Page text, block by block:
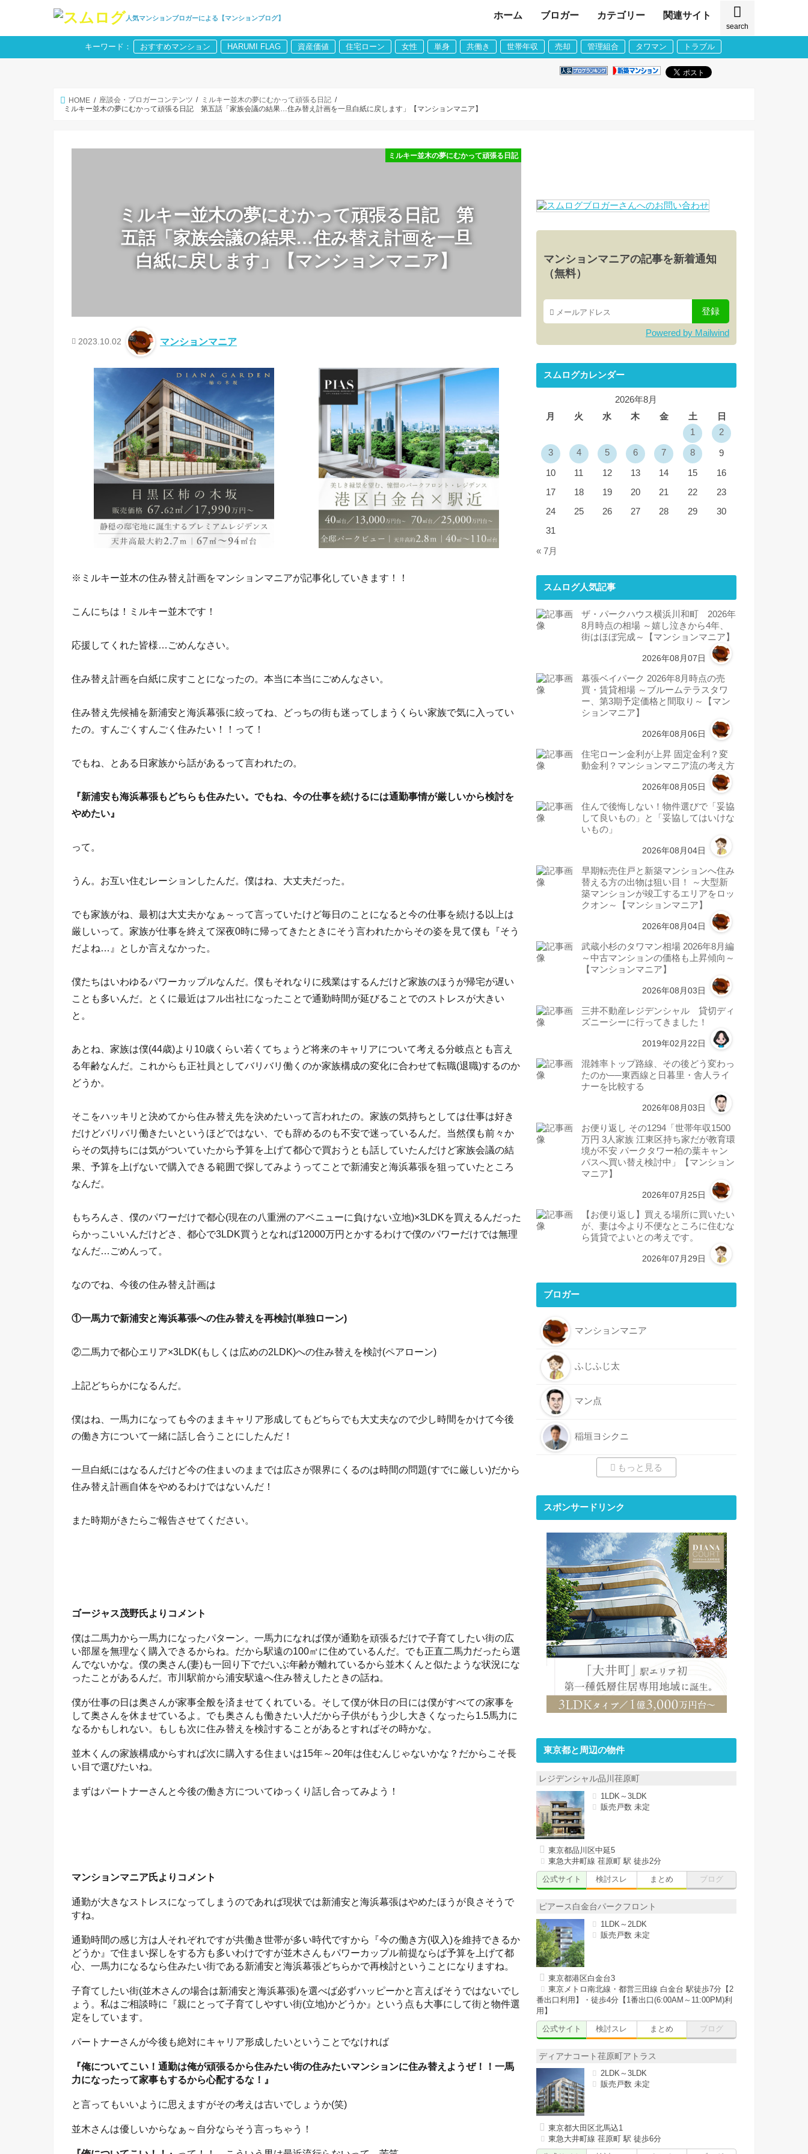
人気マンションブロガーによる【マンションブログ】
search
ホーム ブロガー カテゴリー 関連サイト
キーワード： おすすめマンション HARUMI FLAG 資産価値 住宅ローン 女性 単身 共働き 世帯年収 売却 管理組合 タワマン トラブル
HOME 座談会・ブロガーコンテンツ
ミルキー並木の夢にむかって頑張る日記
ミルキー並木の夢にむかって頑張る日記 第五話「家族会議の結果…住み替え計画を一旦白紙に戻します」【マンションマニア】
ミルキー並木の夢にむかって頑張る日記 第
五話「家族会議の結果…住み替え計画を一旦
白紙に戻します」【マンションマニア】
ミルキー並木の夢にむかって頑張る日記
2023.10.02 マンションマニア
※ミルキー並木の住み替え計画をマンションマニアが記事化していきます！！
こんにちは！ミルキー並木です！
応援してくれた皆様…ごめんなさい。
住み替え計画を白紙に戻すことになったの。本当に本当にごめんなさい。
住み替え先候補を新浦安と海浜幕張に絞ってね、どっちの街も迷ってしまうくらい家族で気に入ってい
たの。すんごくすんごく住みたい！！って！
でもね、とある日家族から話があるって言われたの。
『新浦安も海浜幕張もどちらも住みたい。でもね、今の仕事を続けるには通勤事情が厳しいから検討を
やめたい』
って。
うん。お互い住むレーションしたんだ。僕はね、大丈夫だった。
でも家族がね、最初は大丈夫かなぁ～って言っていたけど毎日のことになると今の仕事を続ける以上は
厳しいって。家族が仕事を終えて深夜0時に帰ってきたときにそう言われたからその姿を見て僕も『そう
だよね…』としか言えなかった。
僕たちはいわゆるパワーカップルなんだ。僕もそれなりに残業はするんだけど家族のほうが帰宅が遅い
ことも多いんだ。とくに最近はフル出社になったことで通勤時間が延びることでのストレスが大きい
と。
あとね、家族は僕(44歳)より10歳くらい若くてちょうど将来のキャリアについて考える分岐点とも言え
る年齢なんだ。これからも正社員としてバリバリ働くのか家族構成の変化に合わせて転職(退職)するのか
どうか。
そこをハッキリと決めてから住み替え先を決めたいって言われたの。家族の気持ちとしては仕事は好き
だけどバリバリ働きたいというほどではない、でも辞めるのも不安で迷っているんだ。当然僕も前々か
らその気持ちには気がついていたから予算を上げて都心で買おうとも話していたんだけど家族会議の結
果、予算を上げないで購入できる範囲で探してみようってことで新浦安と海浜幕張を狙っていたところ
なんだ。
もちろんさ、僕のパワーだけで都心(現在の八重洲のアベニューに負けない立地)×3LDKを買えるんだった
らかっこいいんだけどさ、都心で3LDK買うとなれば12000万円とかするわけで僕のパワーだけでは無理
なんだ…ごめんって。
なのでね、今後の住み替え計画は
①一馬力で新浦安と海浜幕張への住み替えを再検討(単独ローン)
②二馬力で都心エリア×3LDK(もしくは広めの2LDK)への住み替えを検討(ペアローン)
上記どちらかになるんだ。
僕はね、一馬力になっても今のままキャリア形成してもどちらでも大丈夫なので少し時間をかけて今後
の働き方について一緒に話し合うことにしたんだ！
一旦白紙にはなるんだけど今の住まいのままでは広さが限界にくるのは時間の問題(すでに厳しい)だから
住み替え計画自体をやめるわけではないんだ！
また時期がきたらご報告させてください。
ゴージャス茂野氏よりコメント
僕は二馬力から一馬力になったパターン。一馬力になれば僕が通勤を頑張るだけで子育てしたい街の広
い部屋を無理なく購入できるからね。だから駅遠の100㎡に住めているんだ。でも正直二馬力だったら選
んでないかな。僕の奥さん(妻)も一回り下でだいぶ年齢が離れているから並木くんと似たような状況にな
ったことがあるんだ。市川駅前から浦安駅遠へ住み替えしたときの話ね。
僕が仕事の日は奥さんが家事全般を済ませてくれている。そして僕が休日の日には僕がすべての家事を
して奥さんを休ませているよ。でも奥さんも働きたい人だから子供がもう少し大きくなったら1.5馬力に
なるかもしれない。もしも次に住み替えを検討することがあるとすればその時かな。
並木くんの家族構成からすれば次に購入する住まいは15年～20年は住むんじゃないかな？だからこそ長
い目で選びたいね。
まずはパートナーさんと今後の働き方についてゆっくり話し合ってみよう！
マンションマニア氏よりコメント
通勤が大きなストレスになってしまうのであれば現状では新浦安と海浜幕張はやめたほうが良さそうで
すね。
通勤時間の感じ方は人それぞれですが共働き世帯が多い時代ですから『今の働き方(収入)を維持できるか
どうか』で住まい探しをする方も多いわけですが並木さんもパワーカップル前提ならば予算を上げて都
心、一馬力になるなら住みたい街である新浦安と海浜幕張どちらかで再検討ということになりますね。
子育てしたい街(並木さんの場合は新浦安と海浜幕張)を選べば必ずハッピーかと言えばそうではないでし
ょう。私はご相談時に『親にとって子育てしやすい街(立地)かどうか』という点も大事にして街と物件選
定をしています。
パートナーさんが今後も絶対にキャリア形成したいということでなければ
『俺についてこい！通勤は俺が頑張るから住みたい街の住みたいマンションに住み替えようぜ！！一馬
力になったって家事もするから心配するな！』
と言ってもいいように思えますがその考えは古いでしょうか(笑)
並木さんは優しいからなぁ～自分ならそう言っちゃう！
マンションマニアの記事を新着通知
（無料）
Powered by Mailwind
スムログカレンダー
2026年8月
月
火 水 木 金 土
日
1
2
3 4 5 6 7 8 9
10 11 12 13 14 15
16
17
18 19 20 21 22
23
24
25 26 27 28 29
30
31
« 7月
スムログ人気記事
ザ・パークハウス横浜川和町 2026年
8月時点の相場 ～嬉し泣きから4年、
街はほぼ完成～【マンションマニア】
2026年08月07日
幕張ベイパーク 2026年8月時点の売
買・賃貸相場 ～ブルームテラスタワ
ー、第3期予定価格と間取り～【マン
ションマニア】
2026年08月06日
住宅ローン金利が上昇 固定金利？変
動金利？マンションマニア流の考え方
2026年08月05日
住んで後悔しない！物件選びで「妥協
して良いもの」と「妥協してはいけな
いもの」
2026年08月04日
早期転売住戸と新築マンションへ住み
替える方の出物は狙い目！ ～大型新
築マンションが竣工するエリアをロッ
クオン～【マンションマニア】
2026年08月04日
武蔵小杉のタワマン相場 2026年8月編
～中古マンションの価格も上昇傾向～
【マンションマニア】
2026年08月03日
三井不動産レジデンシャル 貸切ディ
ズニーシーに行ってきました！
2019年02月22日
混雑率トップ路線、その後どう変わっ
たのか──東西線と日暮里・舎人ライ
ナーを比較する
2026年08月03日
お便り返し その1294「世帯年収1500
万円 3人家族 江東区持ち家だが教育環
境が不安 パークタワー柏の葉キャン
パスへ買い替え検討中」【マンション
マニア】
2026年07月25日
【お便り返し】買える場所に買いたい
が、妻は今より不便なところに住むな
ら賃貸でよいとの考えです。
2026年07月29日
ブロガー
マンションマニア
ふじふじ太
マン点
稲垣ヨシクニ
もっと見る
スポンサードリンク
東京都と周辺の物件
レジデンシャル品川荏原町
1LDK～3LDK
販売戸数 未定
東京都品川区中延5
東急大井町線 荏原町 駅 徒歩2分
公式サイト
検討スレ まとめ ブログ
ピアース白金台パークフロント
1LDK～2LDK
販売戸数 未定
東京都港区白金台3
東京メトロ南北線・都営三田線 白金台 駅徒歩7分【2
番出口利用】・徒歩4分【1番出口(6:00AM～11:00PM)利
用】
公式サイト
検討スレ まとめ ブログ
ディアナコート荏原町アトラス
2LDK～3LDK
販売戸数 未定
東京都大田区北馬込1
東急大井町線 荏原町 駅 徒歩6分